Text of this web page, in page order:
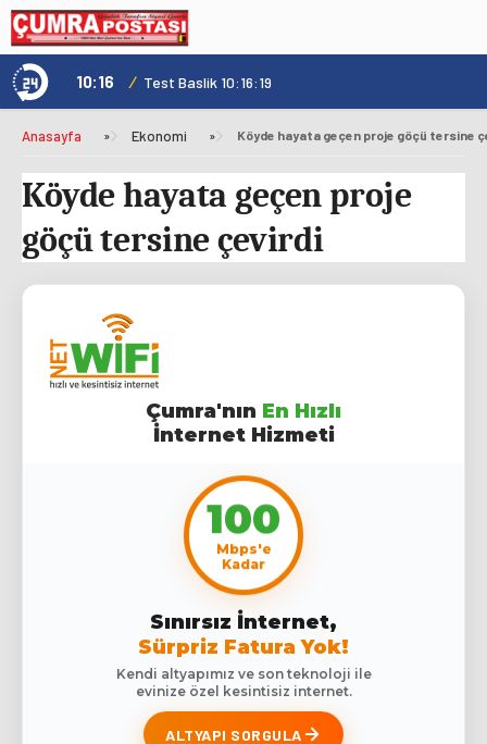
10:16 / Test Baslik 10:16:19
Anasayfa » Ekonomi » Köyde hayata geçen proje göçü tersine
Köyde hayata geçen proje
göçü tersine çevirdi
Çumra'nın En Hızlı
İnternet Hizmeti
100
Mbps'e
Kadar
Sınırsız İnternet,
Sürpriz Fatura Yok!
Kendi altyapımız ve son teknoloji ile
evinize özel kesintisiz internet.
ALTYAPI SORGULA